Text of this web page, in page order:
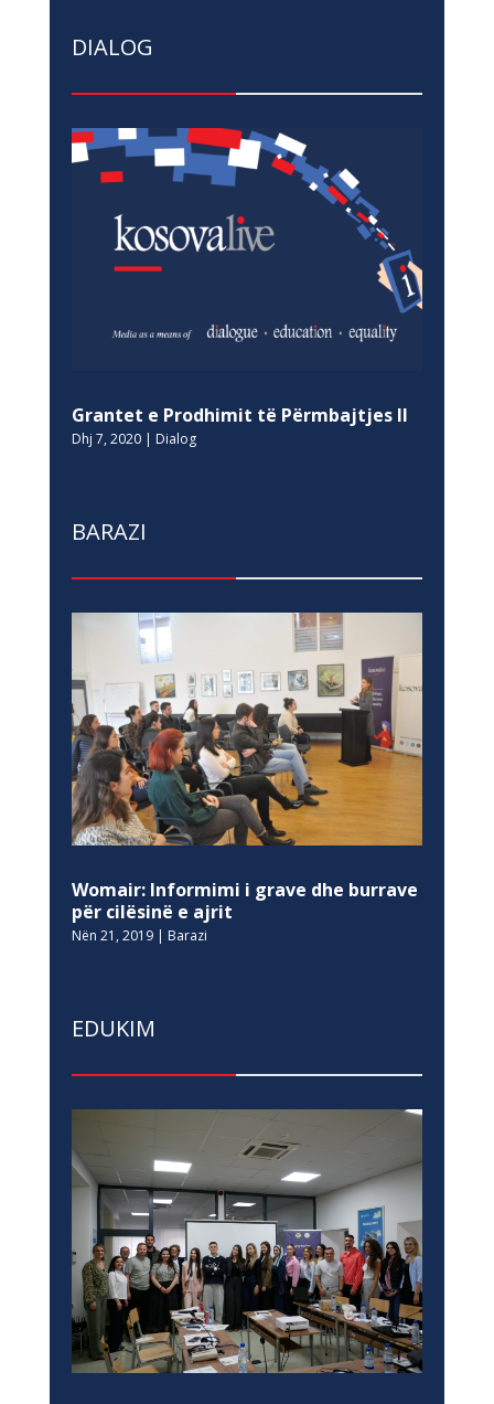
DIALOG
Grantet e Prodhimit të Përmbajtjes II
Dhj 7, 2020| Dialog
BARAZI
Womair: Informimi i grave dhe burrave
për cilësinë e ajrit
Nën 21, 2019| Barazi
EDUKIM